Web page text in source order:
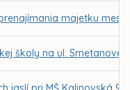
majetku
školy na ul. Smetanovej